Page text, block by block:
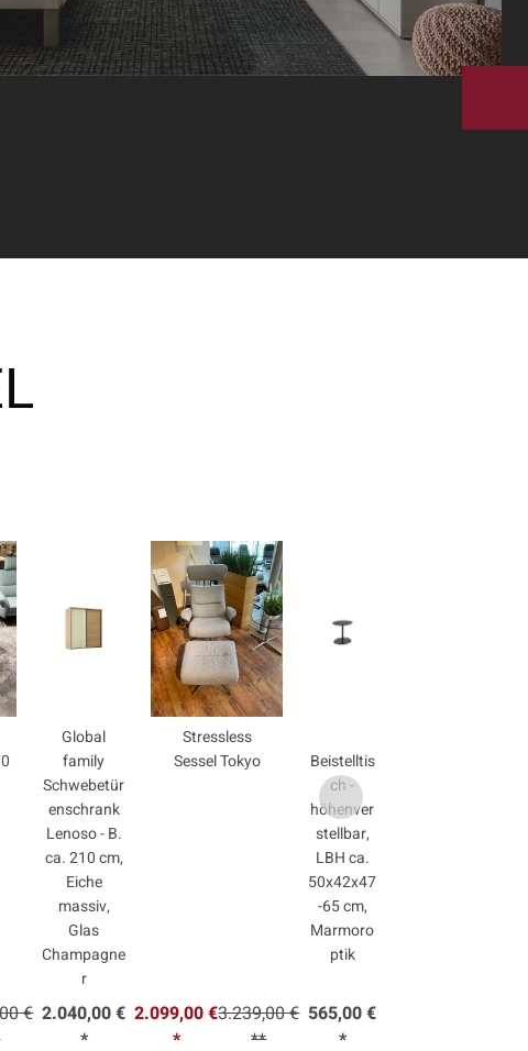
€
Global
family
Schwebetür
enschrank
Lenoso - B.
ca. 210 cm,
Eiche
massiv,
Glas
Champagne
r
2.040,00 €
*
Stressless
Sessel Tokyo
2.099,00 €
*
3.239,00 €
**
Beistelltis
ch -
höhenver
stellbar,
LBH ca.
50x42x47
-65 cm,
Marmoro
ptik
565,00 €
*